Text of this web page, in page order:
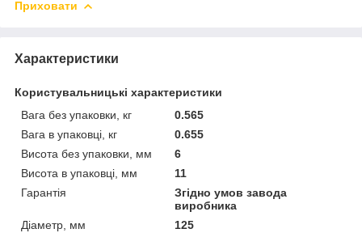
Приховати
Характеристики
Користувальницькі характеристики
Вага без упаковки, кг
0.565
Вага в упаковці, кг
0.655
Висота без упаковки, мм
6
Висота в упаковці, мм
11
Гарантія
Згідно умов завода
виробника
Діаметр, мм
125